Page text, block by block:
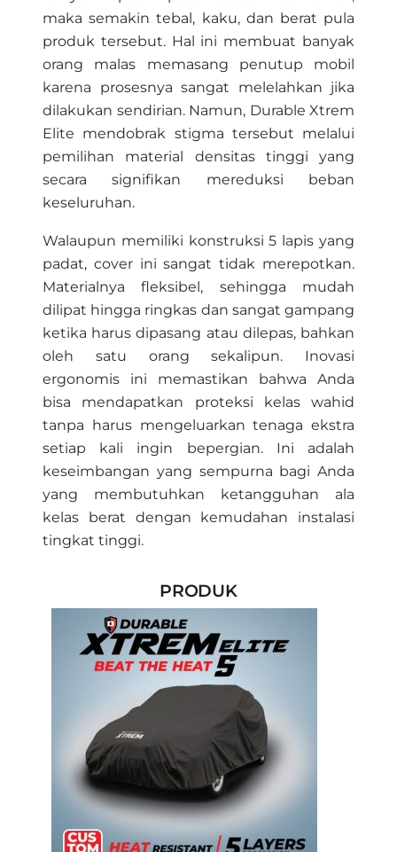
maka semakin tebal, kaku, dan berat pula
produk tersebut. Hal ini membuat banyak
orang malas memasang penutup mobil
karena prosesnya sangat melelahkan jika
dilakukan sendirian. Namun, Durable Xtrem
Elite mendobrak stigma tersebut melalui
pemilihan material densitas tinggi yang
secara signifikan mereduksi beban
keseluruhan.
Walaupun memiliki konstruksi 5 lapis yang
padat, cover ini sangat tidak merepotkan.
Materialnya fleksibel, sehingga mudah
dilipat hingga ringkas dan sangat gampang
ketika harus dipasang atau dilepas, bahkan
oleh satu orang sekalipun. Inovasi
ergonomis ini memastikan bahwa Anda
bisa mendapatkan proteksi kelas wahid
tanpa harus mengeluarkan tenaga ekstra
setiap kali ingin bepergian. Ini adalah
keseimbangan yang sempurna bagi Anda
yang membutuhkan ketangguhan ala
kelas berat dengan kemudahan instalasi
tingkat tinggi.
PRODUK